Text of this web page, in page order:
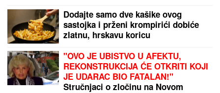
Dodajte samo dve kašike ovog
sastojka i prženi krompirići dobiće
zlatnu, hrskavu koricu
"OVO JE UBISTVO U AFEKTU,
REKONSTRUKCIJA ĆE OTKRITI KOJI
JE UDARAC BIO FATALAN!"
Stručnjaci o zločinu na Novom